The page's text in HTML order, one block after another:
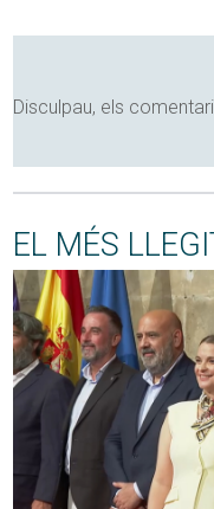
Disculpau, els
EL MÉS